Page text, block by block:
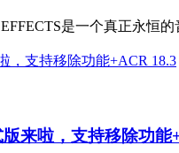
是一个真正永恒的
来啦，支持移除功能